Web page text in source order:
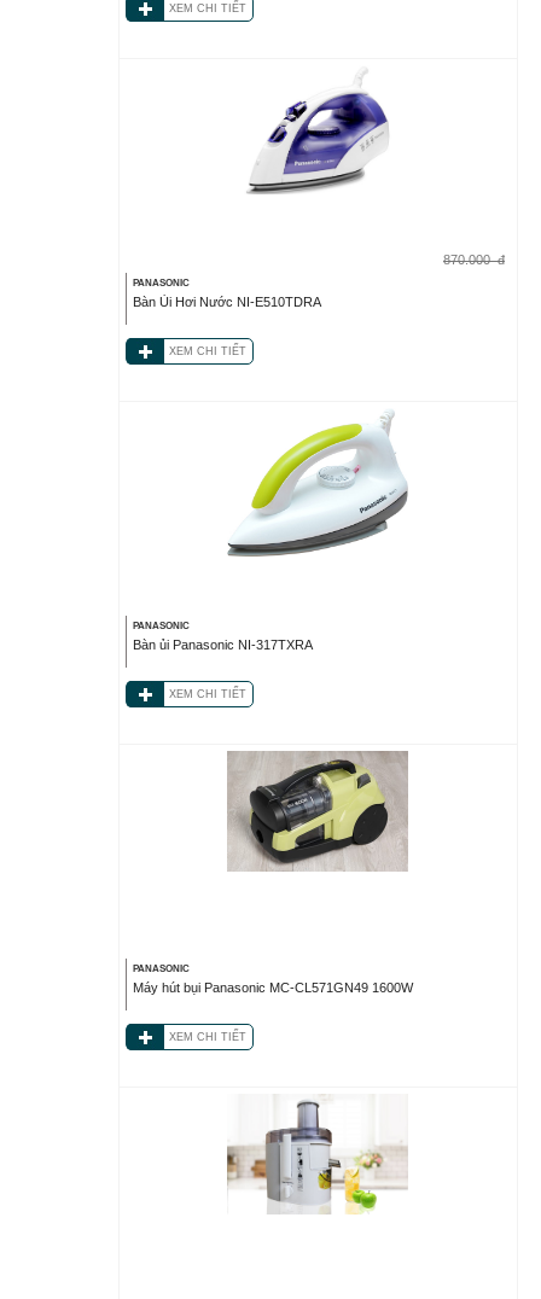
XEM CHI TIẾT
870.000 đ
PANASONIC
Bàn Ủi Hơi Nước NI-E510TDRA
XEM CHI TIẾT
PANASONIC
Bàn ủi Panasonic NI-317TXRA
XEM CHI TIẾT
PANASONIC
Máy hút bụi Panasonic MC-CL571GN49 1600W
XEM CHI TIẾT